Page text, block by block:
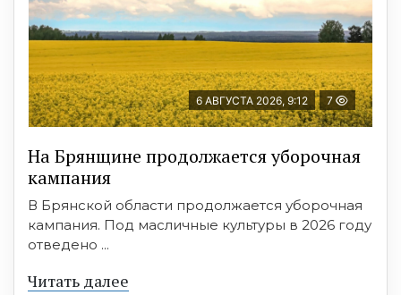
6 АВГУСТА 2026, 9:12 7
На Брянщине продолжается уборочная
кампания
В Брянской области продолжается уборочная
кампания. Под масличные культуры в 2026 году
отведено ...
Читать далее